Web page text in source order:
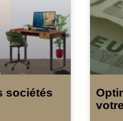
sociétés